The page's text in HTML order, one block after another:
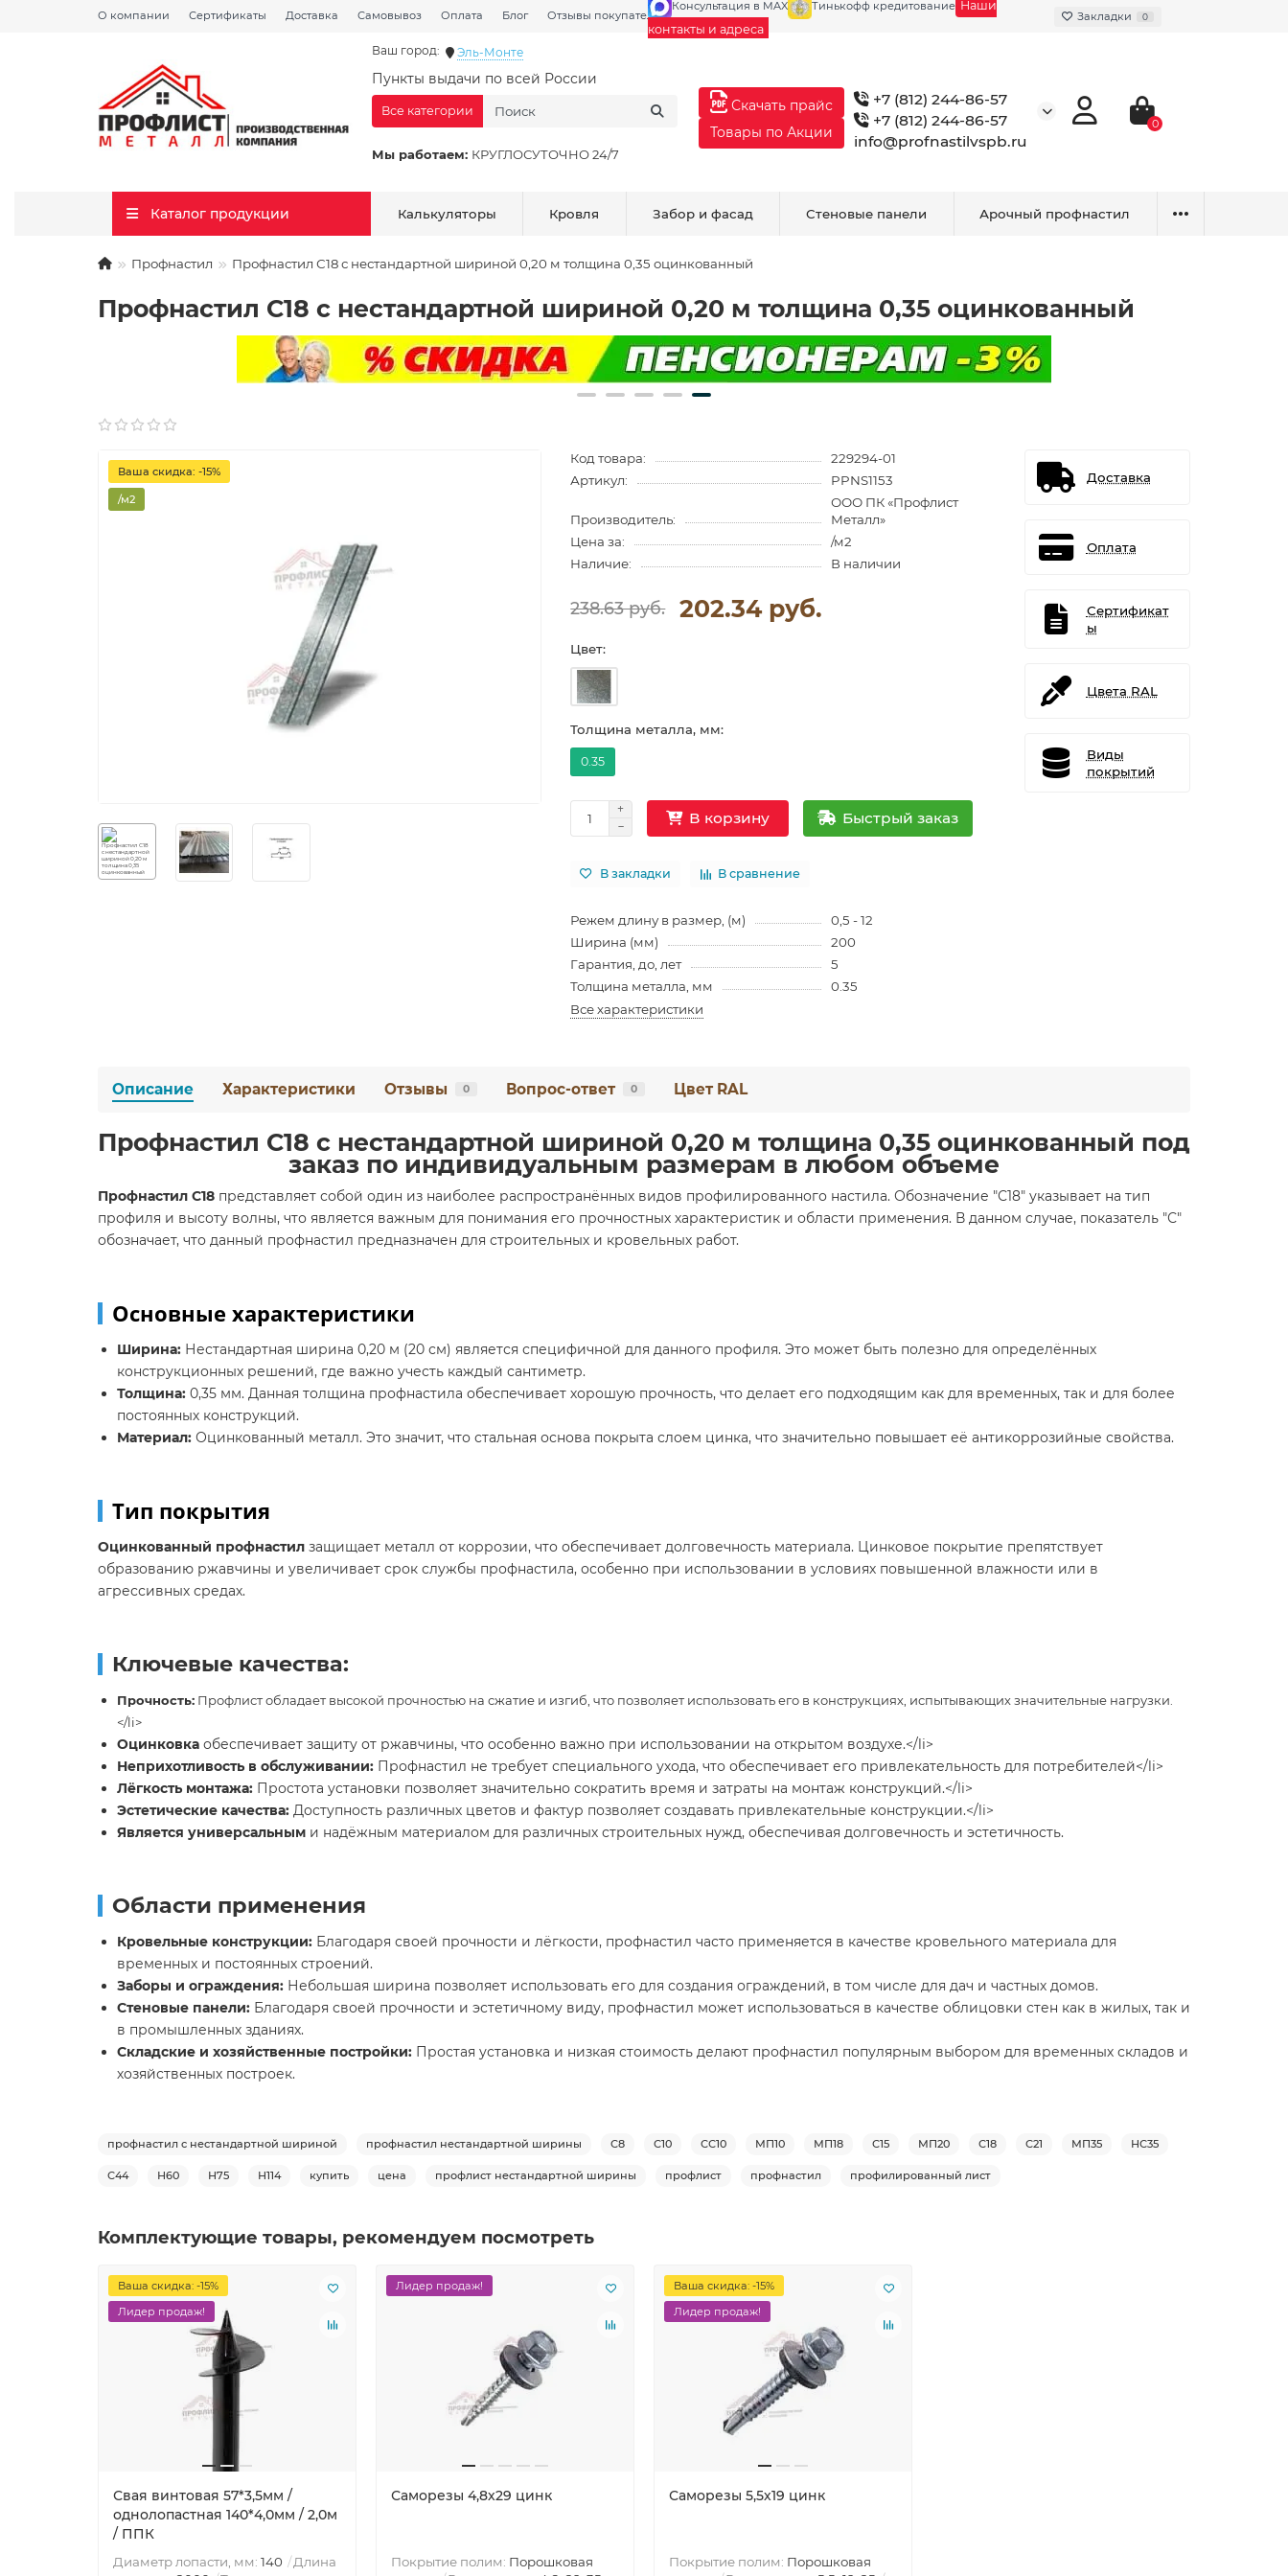
О компании Сертификаты Доставка Самовывоз Оплата Блог Отзывы покупателей Галерея
Консультация в MAX Тинькофф кредитование Наши
контакты и адреса
Закладки 0
Ваш город: Эль-Монте
Пункты выдачи по всей России
Мы работаем: КРУГЛОСУТОЧНО 24/7
Все категории
Скачать прайс
Товары по Акции
+7 (812) 244-86-57
+7 (812) 244-86-57
info@profnastilvspb.ru
0
Каталог продукции Калькуляторы Кровля Забор и фасад Стеновые панели Арочный профнастил
Профнастил Профнастил С18 с нестандартной шириной 0,20 м толщина 0,35 оцинкованный
Профнастил С18 с нестандартной шириной 0,20 м толщина 0,35 оцинкованный
Ваша скидка: -15%
/м2
Код товара:
229294-01
Артикул:
PPNS1153
Производитель:
ООО ПК «Профлист
Металл»
Цена за:
/м2
Наличие:
В наличии
238.63 руб. 202.34 руб.
Цвет:
Толщина металла, мм:
0.35
В корзину Быстрый заказ
В закладки В сравнение
Режем длину в размер, (м)
0,5 - 12
Ширина (мм)
200
Гарантия, до, лет
5
Толщина металла, мм
0.35
Все характеристики
Доставка
Оплата
Сертификат
ы
Цвета RAL
Виды
покрытий
Описание Характеристики Отзывы 0 Вопрос-ответ 0 Цвет RAL
Профнастил С18 с нестандартной шириной 0,20 м толщина 0,35 оцинкованный под
заказ по индивидуальным размерам в любом объеме
Профнастил С18 представляет собой один из наиболее распространённых видов профилированного настила. Обозначение "С18" указывает на тип
профиля и высоту волны, что является важным для понимания его прочностных характеристик и области применения. В данном случае, показатель "С"
обозначает, что данный профнастил предназначен для строительных и кровельных работ.
Основные характеристики
Ширина: Нестандартная ширина 0,20 м (20 см) является специфичной для данного профиля. Это может быть полезно для определённых
конструкционных решений, где важно учесть каждый сантиметр.
Толщина: 0,35 мм. Данная толщина профнастила обеспечивает хорошую прочность, что делает его подходящим как для временных, так и для более
постоянных конструкций.
Материал: Оцинкованный металл. Это значит, что стальная основа покрыта слоем цинка, что значительно повышает её антикоррозийные свойства.
Тип покрытия
Оцинкованный профнастил защищает металл от коррозии, что обеспечивает долговечность материала. Цинковое покрытие препятствует
образованию ржавчины и увеличивает срок службы профнастила, особенно при использовании в условиях повышенной влажности или в
агрессивных средах.
Ключевые качества:
Прочность: Профлист обладает высокой прочностью на сжатие и изгиб, что позволяет использовать его в конструкциях, испытывающих значительные нагрузки.
</li>
Оцинковка обеспечивает защиту от ржавчины, что особенно важно при использовании на открытом воздухе.</li>
Неприхотливость в обслуживании: Профнастил не требует специального ухода, что обеспечивает его привлекательность для потребителей</li>
Лёгкость монтажа: Простота установки позволяет значительно сократить время и затраты на монтаж конструкций.</li>
Эстетические качества: Доступность различных цветов и фактур позволяет создавать привлекательные конструкции.</li>
Является универсальным и надёжным материалом для различных строительных нужд, обеспечивая долговечность и эстетичность.
Области применения
Кровельные конструкции: Благодаря своей прочности и лёгкости, профнастил часто применяется в качестве кровельного материала для
временных и постоянных строений.
Заборы и ограждения: Небольшая ширина позволяет использовать его для создания ограждений, в том числе для дач и частных домов.
Стеновые панели: Благодаря своей прочности и эстетичному виду, профнастил может использоваться в качестве облицовки стен как в жилых, так и
в промышленных зданиях.
Складские и хозяйственные постройки: Простая установка и низкая стоимость делают профнастил популярным выбором для временных складов и
хозяйственных построек.
профнастил с нестандартной шириной профнастил нестандартной ширины С8 С10 СС10 МП10 МП18 С15 МП20 С18 С21 МП35 НС35
С44 Н60 Н75 Н114 купить цена профлист нестандартной ширины профлист профнастил профилированный лист
Комплектующие товары, рекомендуем посмотреть
Ваша скидка: -15%
Лидер продаж!
Свая винтовая 57*3,5мм /
однолопастная 140*4,0мм / 2,0м
/ ППК
Диаметр лопасти, мм: 140
Длина
Лидер продаж!
Саморезы 4,8х29 цинк
Покрытие полим: Порошковая
Ваша скидка: -15%
Лидер продаж!
Саморезы 5,5х19 цинк
Покрытие полим: Порошковая